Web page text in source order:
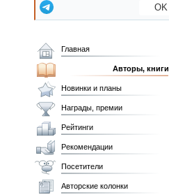
OK
Главная
Авторы, книги
Новинки и планы
Награды, премии
Рейтинги
Рекомендации
Посетители
Авторские колонки